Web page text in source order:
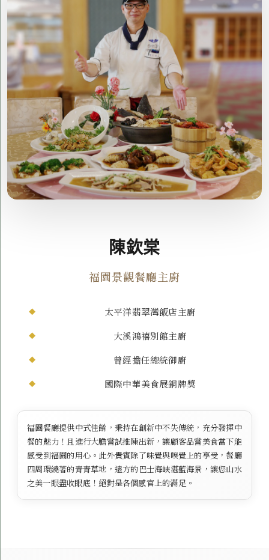
陳欽棠
福園景觀餐廳主廚
太平洋翡翠灣飯店主廚
大溪鴻禧別館主廚
曾經擔任總統御廚
國際中華美食展銅牌獎
福園餐廳提供中式佳餚，秉持在創新中不失傳統，充分發揮中
餐的魅力！且進行大膽嘗試推陳出新，讓顧客品嘗美食當下能
感受到福園的用心。此外貴賓除了味覺與嗅覺上的享受，餐廳
四周環繞著的青青草地，遠方的巴士海峽湛藍海景，讓您山水
之美一眼盡收眼底！絕對是各個感官上的滿足。